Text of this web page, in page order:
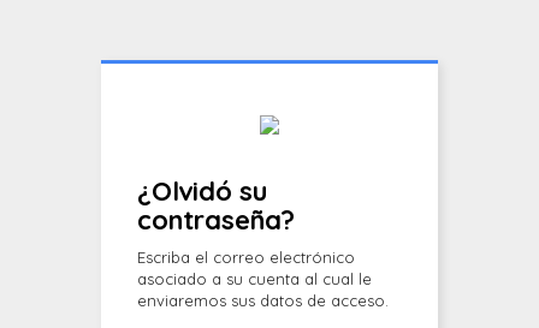
¿Olvidó su
contraseña?
Escriba el correo electrónico
asociado a su cuenta al cual le
enviaremos sus datos de acceso.